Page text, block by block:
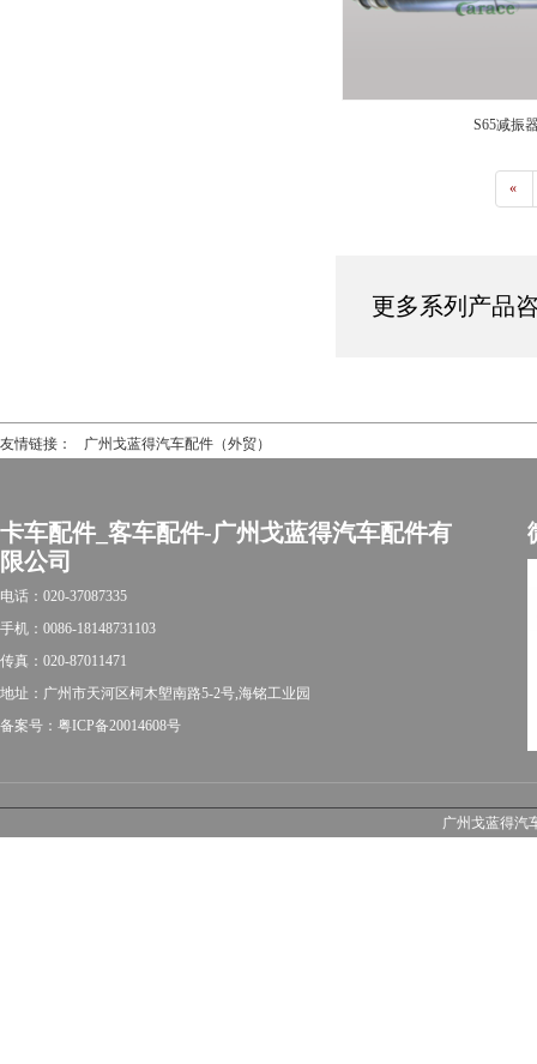
S65减振
«
更多系列产品
友情链接： 广州戈蓝得汽车配件（外贸）
卡车配件_客车配件-广州戈蓝得汽车配件有
限公司
电话：020-37087335
手机：0086-18148731103
传真：020-87011471
地址：广州市天河区柯木塱南路5-2号,海铭工业园
备案号：粤ICP备20014608号
广州戈蓝得汽